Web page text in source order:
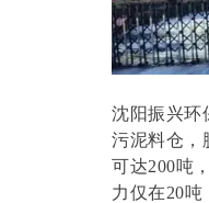
沈阳振兴环
污泥料仓，
可达200吨
力仅在20